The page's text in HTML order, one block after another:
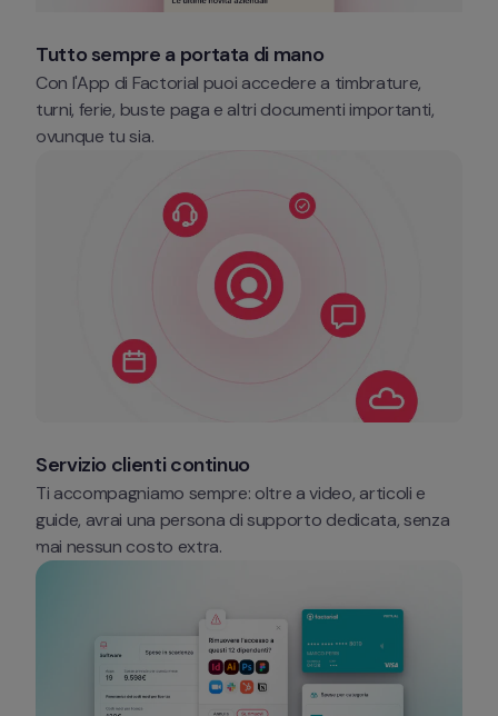
Tutto sempre a portata di mano
Con l'App di Factorial puoi accedere a timbrature,
turni, ferie, buste paga e altri documenti importanti,
ovunque tu sia.
Servizio clienti continuo
Ti accompagniamo sempre: oltre a video, articoli e
guide, avrai una persona di supporto dedicata, senza
mai nessun costo extra.